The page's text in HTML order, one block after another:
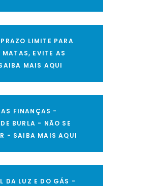
LIMITE PARA
MATAS, EVITE AS
MAIS AQUI
FINANÇAS -
BURLA - NÃO SE
- SAIBA MAIS AQUI
DA LUZ E DO GÁS -